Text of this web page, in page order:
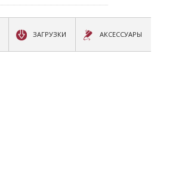
ЗАГРУЗКИ АКСЕССУАРЫ